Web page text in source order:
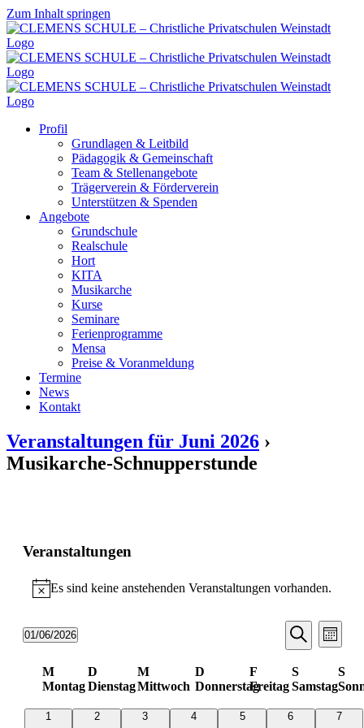
Zum Inhalt springen
Profil
Grundlagen & Leitbild
Pädagogik & Gemeinschaft
Team & Stellenangebote
Trägerverein & Förderverein
Unterstützen & Spenden
Angebote
Grundschule
Realschule
Hort
KITA
Musikarche
Kurse
Seminare
Ferienprogramme
Mensa
Preise & Voranmeldung
Termine
News
Kontakt
Veranstaltungen für Juni 2026 ›
Musikarche-Schnupperstunde
Veranstaltungen
Hinweis
Es sind keine anstehenden Veranstaltungen vorhanden.
Suche
und
Suche
Monat
01/06/2026
wählen.
Kalender
von
Veranstaltungen
M
Montag
D
Dienstag
M
Mittwoch
D
Donnerstag
F
Freitag
S
Samstag
S
0
1
0
2
0
3
0
4
0
5
0
6
0
7